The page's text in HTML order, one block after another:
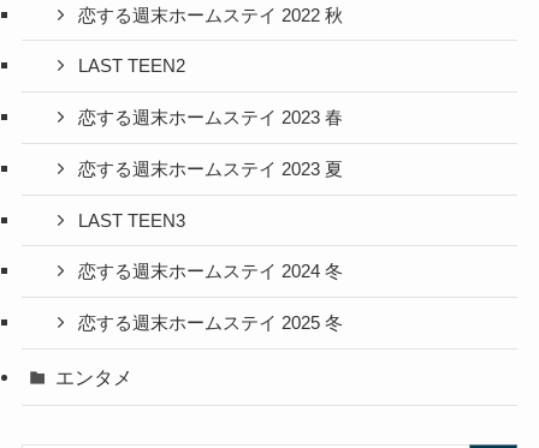
恋する週末ホームステイ 2022 秋
LAST TEEN2
恋する週末ホームステイ 2023 春
恋する週末ホームステイ 2023 夏
LAST TEEN3
恋する週末ホームステイ 2024 冬
恋する週末ホームステイ 2025 冬
エンタメ